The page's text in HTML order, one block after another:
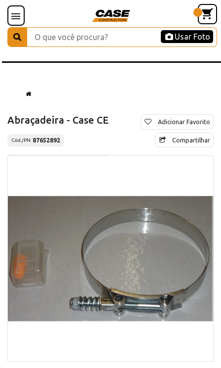
Usar Foto
Abraçadeira - Case CE
Cód./PN 87652892
Adicionar Favorito
Compartilhar